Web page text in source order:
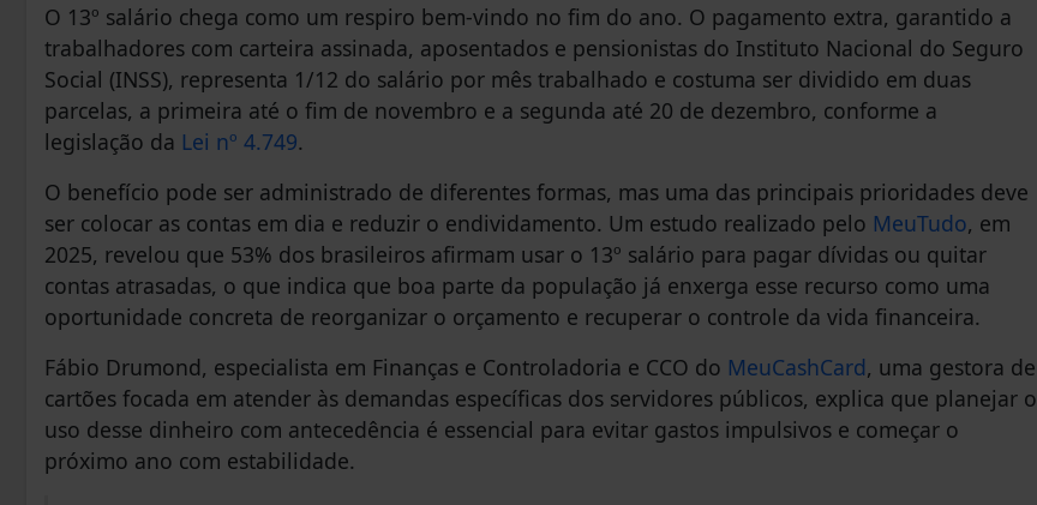
O 13º salário chega como um respiro bem-vindo no fim do ano. O pagamento extra, garantido a
trabalhadores com carteira assinada, aposentados e pensionistas do Instituto Nacional do Seguro
Social (INSS), representa 1/12 do salário por mês trabalhado e costuma ser dividido em duas
parcelas, a primeira até o fim de novembro e a segunda até 20 de dezembro, conforme a
legislação da Lei nº 4.749.
O benefício pode ser administrado de diferentes formas, mas uma das principais prioridades deve
ser colocar as contas em dia e reduzir o endividamento. Um estudo realizado pelo MeuTudo, em
2025, revelou que 53% dos brasileiros afirmam usar o 13º salário para pagar dívidas ou quitar
contas atrasadas, o que indica que boa parte da população já enxerga esse recurso como uma
oportunidade concreta de reorganizar o orçamento e recuperar o controle da vida financeira.
Fábio Drumond, especialista em Finanças e Controladoria e CCO do MeuCashCard, uma gestora de
cartões focada em atender às demandas específicas dos servidores públicos, explica que planejar o
uso desse dinheiro com antecedência é essencial para evitar gastos impulsivos e começar o
próximo ano com estabilidade.